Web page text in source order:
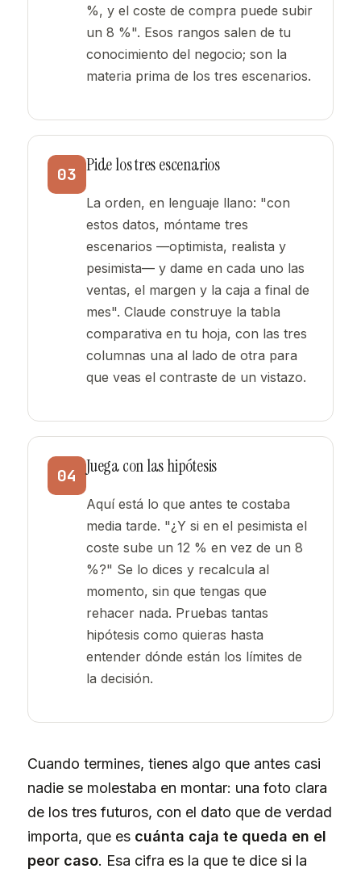
%, y el coste de compra puede subir
un 8 %". Esos rangos salen de tu
conocimiento del negocio; son la
materia prima de los tres escenarios.
03 Pide los tres escenarios
La orden, en lenguaje llano: "con
estos datos, móntame tres
escenarios —optimista, realista y
pesimista— y dame en cada uno las
ventas, el margen y la caja a final de
mes". Claude construye la tabla
comparativa en tu hoja, con las tres
columnas una al lado de otra para
que veas el contraste de un vistazo.
04 Juega con las hipótesis
Aquí está lo que antes te costaba
media tarde. "¿Y si en el pesimista el
coste sube un 12 % en vez de un 8
%?" Se lo dices y recalcula al
momento, sin que tengas que
rehacer nada. Pruebas tantas
hipótesis como quieras hasta
entender dónde están los límites de
la decisión.
Cuando termines, tienes algo que antes casi
nadie se molestaba en montar: una foto clara
de los tres futuros, con el dato que de verdad
importa, que es cuánta caja te queda en el
peor caso. Esa cifra es la que te dice si la